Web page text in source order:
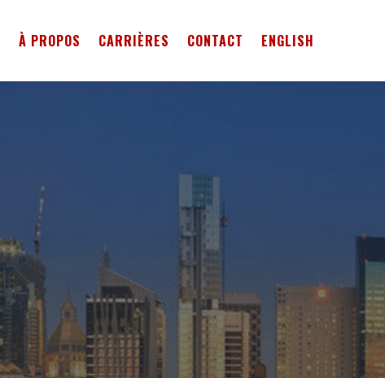
À PROPOS CARRIÈRES CONTACT ENGLISH